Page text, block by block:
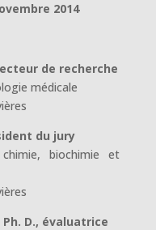
2014
de recherche
médicale
du jury
biochimie et
D., évaluatrice